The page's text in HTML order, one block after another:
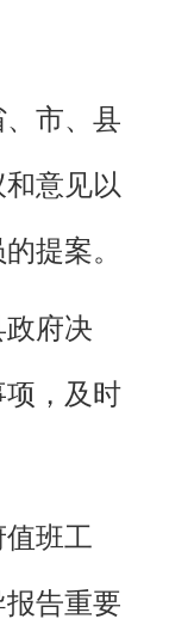
、市、县
意见以
提案。
政府决
，及时
值班工
告重要